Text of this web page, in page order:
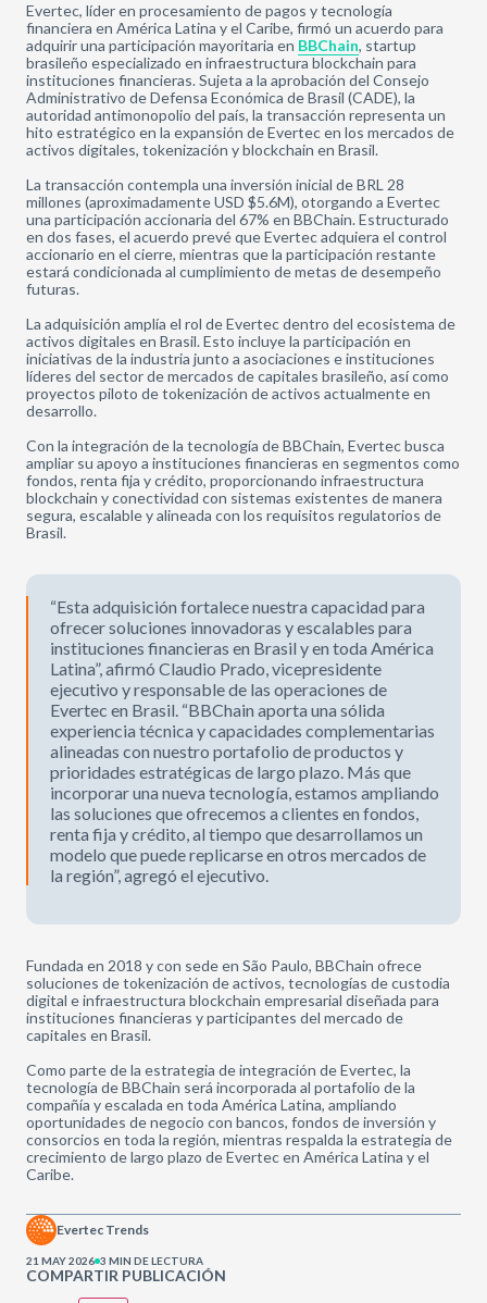
Evertec, líder en procesamiento de pagos y tecnología
financiera en América Latina y el Caribe, firmó un acuerdo para
adquirir una participación mayoritaria en BBChain, startup
brasileño especializado en infraestructura blockchain para
instituciones financieras. Sujeta a la aprobación del Consejo
Administrativo de Defensa Económica de Brasil (CADE), la
autoridad antimonopolio del país, la transacción representa un
hito estratégico en la expansión de Evertec en los mercados de
activos digitales, tokenización y blockchain en Brasil.
La transacción contempla una inversión inicial de BRL 28
millones (aproximadamente USD $5.6M), otorgando a Evertec
una participación accionaria del 67% en BBChain. Estructurado
en dos fases, el acuerdo prevé que Evertec adquiera el control
accionario en el cierre, mientras que la participación restante
estará condicionada al cumplimiento de metas de desempeño
futuras.
La adquisición amplía el rol de Evertec dentro del ecosistema de
activos digitales en Brasil. Esto incluye la participación en
iniciativas de la industria junto a asociaciones e instituciones
líderes del sector de mercados de capitales brasileño, así como
proyectos piloto de tokenización de activos actualmente en
desarrollo.
Con la integración de la tecnología de BBChain, Evertec busca
ampliar su apoyo a instituciones financieras en segmentos como
fondos, renta fija y crédito, proporcionando infraestructura
blockchain y conectividad con sistemas existentes de manera
segura, escalable y alineada con los requisitos regulatorios de
Brasil.
“Esta adquisición fortalece nuestra capacidad para
ofrecer soluciones innovadoras y escalables para
instituciones financieras en Brasil y en toda América
Latina”, afirmó Claudio Prado, vicepresidente
ejecutivo y responsable de las operaciones de
Evertec en Brasil. “BBChain aporta una sólida
experiencia técnica y capacidades complementarias
alineadas con nuestro portafolio de productos y
prioridades estratégicas de largo plazo. Más que
incorporar una nueva tecnología, estamos ampliando
las soluciones que ofrecemos a clientes en fondos,
renta fija y crédito, al tiempo que desarrollamos un
modelo que puede replicarse en otros mercados de
la región”, agregó el ejecutivo.
Fundada en 2018 y con sede en São Paulo, BBChain ofrece
soluciones de tokenización de activos, tecnologías de custodia
digital e infraestructura blockchain empresarial diseñada para
instituciones financieras y participantes del mercado de
capitales en Brasil.
Como parte de la estrategia de integración de Evertec, la
tecnología de BBChain será incorporada al portafolio de la
compañía y escalada en toda América Latina, ampliando
oportunidades de negocio con bancos, fondos de inversión y
consorcios en toda la región, mientras respalda la estrategia de
crecimiento de largo plazo de Evertec en América Latina y el
Caribe.
COMPARTIR PUBLICACIÓN
Evertec Trends
21 MAY 2026 3 MIN DE LECTURA